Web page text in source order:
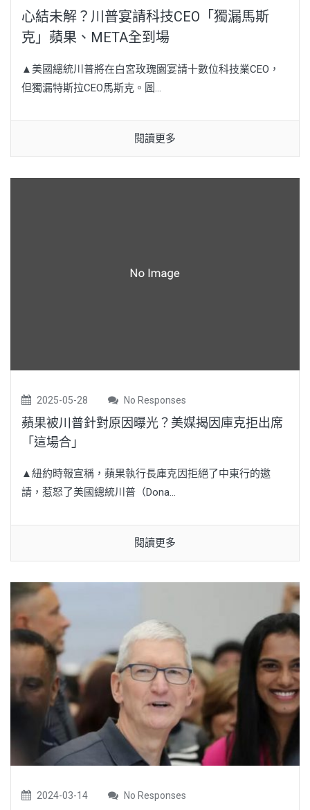
心結未解？川普宴請科技CEO「獨漏馬斯
克」蘋果、META全到場
▲美國總統川普將在白宮玫瑰園宴請十數位科技業CEO，
但獨漏特斯拉CEO馬斯克。圖...
閱讀更多
2025-05-28 No Responses
蘋果被川普針對原因曝光？美媒揭因庫克拒出席
「這場合」
▲紐約時報宣稱，蘋果執行長庫克因拒絕了中東行的邀
請，惹怒了美國總統川普（Dona...
閱讀更多
2024-03-14 No Responses